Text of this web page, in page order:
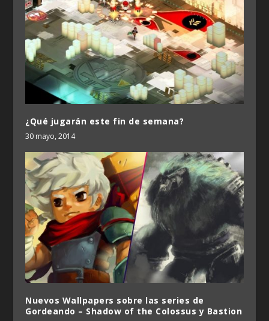
¿Qué jugarán este fin de semana?
30 mayo, 2014
Nuevos Wallpapers sobre las series de
Gordeando – Shadow of the Colossus y Bastion